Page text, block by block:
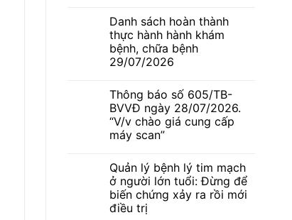
Dấu
hiệu
thường
gặp
nhưng
không
quan
bình
luận
ở
Thông
báo
số
ngày
04/08/2026.
“V/v
mời
chào
hàng
máy
móc
thiết
bị”
Danh sách hoàn thành
thực hành hành khám
bệnh, chữa bệnh
29/07/2026
bình
luận
ở
Danh
sách
hoàn
hành
hành
khám
bệnh,
chữa
bệnh
Thông báo số 605/TB-
BVVĐ ngày 28/07/2026.
“V/v chào giá cung cấp
máy scan”
bình
luận
ở
Thông
báo
số
Quản lý bệnh lý tim mạch
ở người lớn tuổi: Đừng để
biến chứng xảy ra rồi mới
điều trị